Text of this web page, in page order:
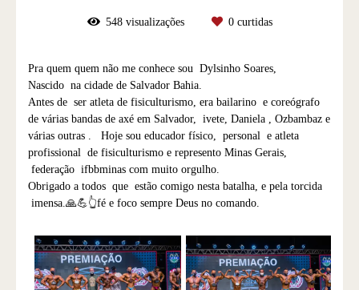
548visualizações 0curtidas
Pra quem quem não me conhece sou Dylsinho Soares,
Nascido na cidade de Salvador Bahia.
Antes de ser atleta de fisiculturismo, era bailarino e coreógrafo
de várias bandas de axé em Salvador, ivete, Daniela , Ozbambaz e
várias outras . Hoje sou educador físico, personal e atleta
profissional de fisiculturismo e represento Minas Gerais,
federação ifbbminas com muito orgulho.
Obrigado a todos que estão comigo nesta batalha, e pela torcida
imensa.🙏💪👆fé e foco sempre Deus no comando.